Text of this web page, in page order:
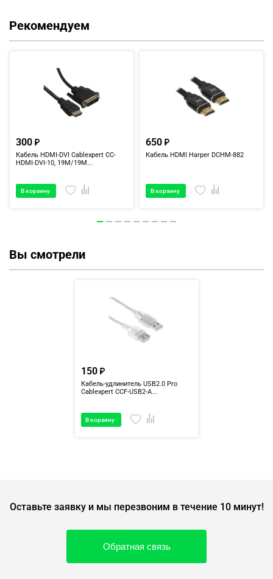
Рекомендуем
300
Кабель HDMI-DVI Cablexpert CC-
HDMI-DVI-10, 19M/19M...
В корзину
650
Кабель HDMI Harper DCHM-882
В корзину
Вы смотрели
150
Кабель-удлинитель USB2.0 Pro
Cablexpert CCF-USB2-A...
В корзину
Оставьте заявку и мы перезвоним в течение 10 минут!
Обратная связь